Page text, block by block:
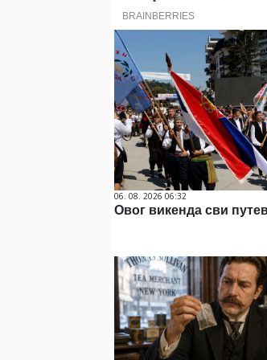
06. 08. 2026 06:32
Овог викенда сви